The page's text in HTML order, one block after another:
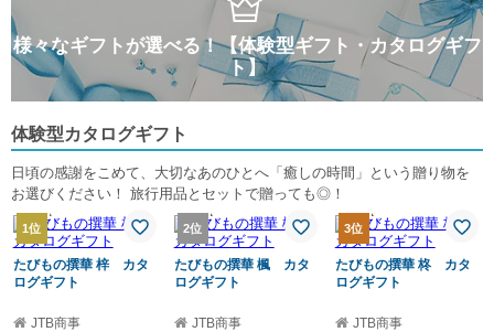
様々なギフトが選べる！【体験型ギフト・カタログギフ
ト】
体験型カタログギフト
日頃の感謝をこめて、大切なあのひとへ「癒しの時間」という贈り物を
お選びください！ 旅行用品とセットで贈っても◎！
1位
たびもの撰華 梓 カタ
ログギフト
JTB商事
2位
たびもの撰華 楓 カタ
ログギフト
JTB商事
3位
たびもの撰華 柊 カタ
ログギフト
JTB商事